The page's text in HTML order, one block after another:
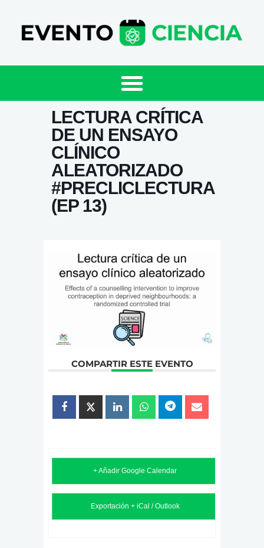
LECTURA CRÍTICA
DE UN ENSAYO
CLÍNICO
ALEATORIZADO
#PRECLICLECTURA​​​​
(EP 13)
COMPARTIR ESTE EVENTO
+ Añadir Google Calendar
Exportación + iCal / Outlook